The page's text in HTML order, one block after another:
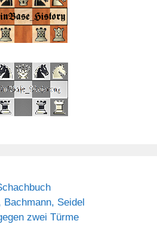
Bachmann, Seidel
zwei Türme